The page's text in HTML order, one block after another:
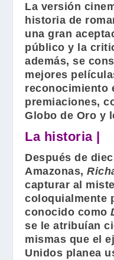
La versión
historia de
una gran
público y la
además, se
mejores
reconocimiento
premiaciones,
Globo de Oro y
La historia |
Después de
Amazonas,
capturar al
coloquialmente
conocido como
se le atribuían
mismas que el
Unidos planea